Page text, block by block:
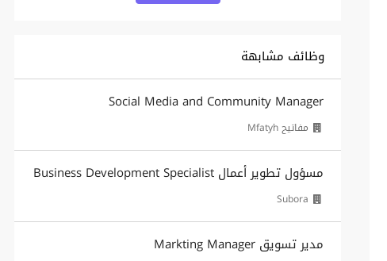
وظائف مشابهة
Social Media and Community Manager
مفاتيح Mfatyh
مسؤول تطوير أعمال Business Development Specialist
Subora
مدير تسويق Markting Manager